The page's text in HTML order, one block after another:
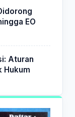
EO
Aturan
Hukum